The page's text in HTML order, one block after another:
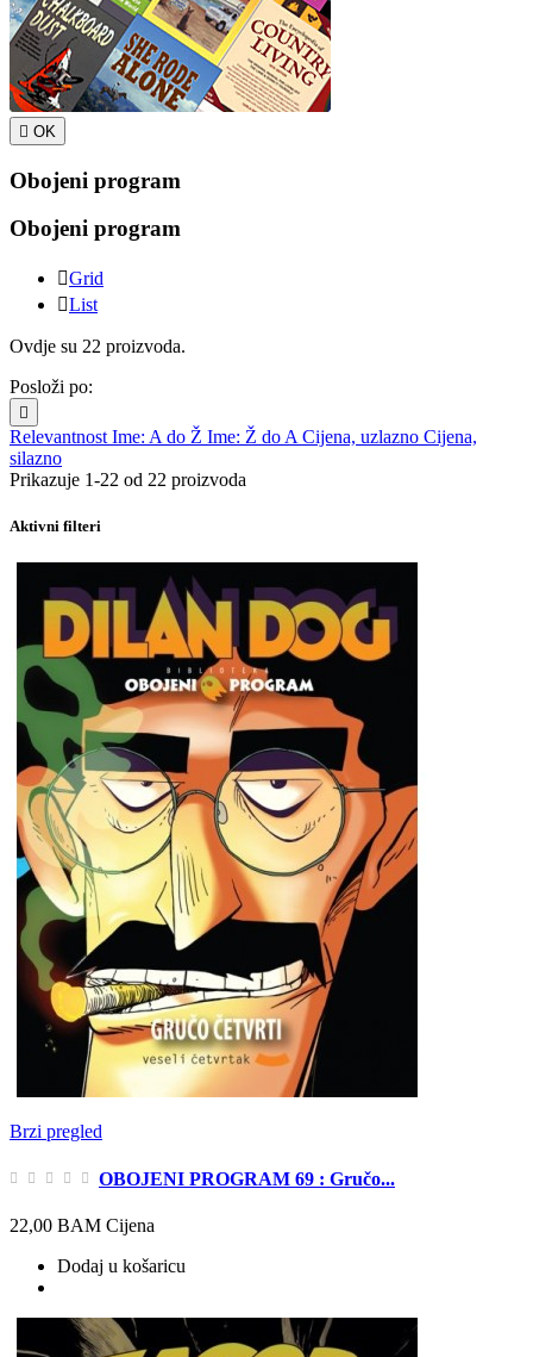
 OK
Obojeni program
Obojeni program
Grid
List
Ovdje su 22 proizvoda.
Posloži po:

Relevantnost Ime: A do Ž Ime: Ž do A Cijena, uzlazno Cijena,
silazno
Prikazuje 1-22 od 22 proizvoda
Aktivni filteri
Brzi pregled
OBOJENI PROGRAM 69 : Gručo...
22,00 BAM Cijena
Dodaj u košaricu